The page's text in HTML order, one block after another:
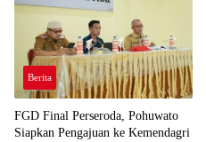
Berita
FGD Final Perseroda, Pohuwato
Siapkan Pengajuan ke Kemendagri